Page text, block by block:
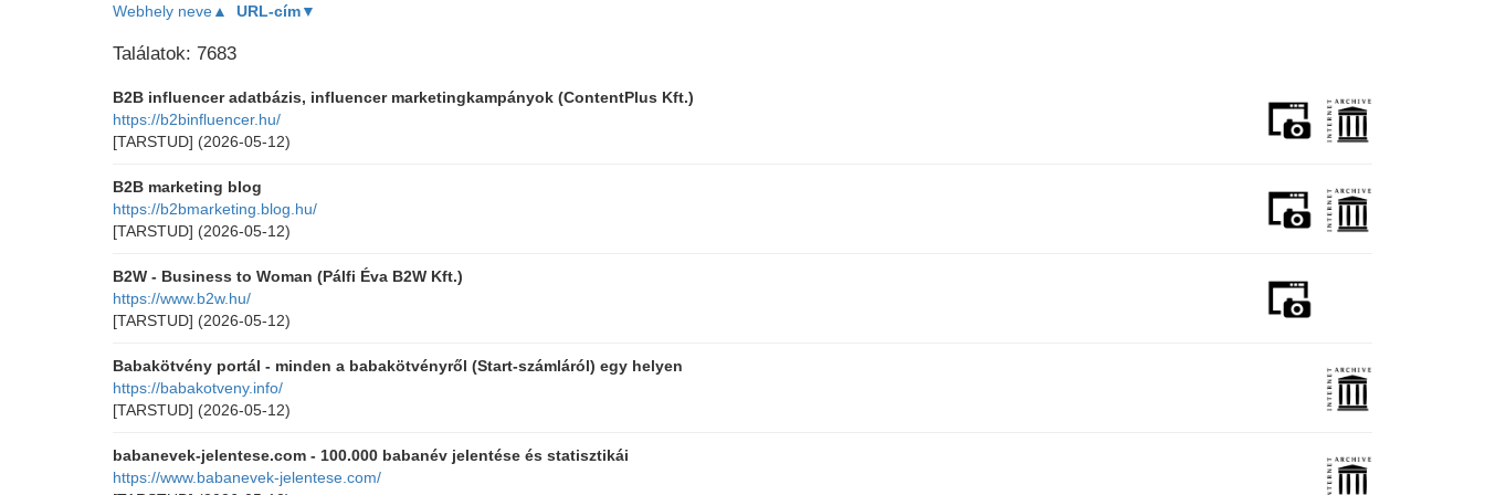
Webhely neve▲ URL-cím▼
Találatok: 7683
B2B influencer adatbázis, influencer marketingkampányok (ContentPlus Kft.)
https://b2binfluencer.hu/
[TARSTUD] (2026-05-12)
B2B marketing blog
https://b2bmarketing.blog.hu/
[TARSTUD] (2026-05-12)
B2W - Business to Woman (Pálfi Éva B2W Kft.)
https://www.b2w.hu/
[TARSTUD] (2026-05-12)
Babakötvény portál - minden a babakötvényről (Start-számláról) egy helyen
https://babakotveny.info/
[TARSTUD] (2026-05-12)
babanevek-jelentese.com - 100.000 babanév jelentése és statisztikái
https://www.babanevek-jelentese.com/